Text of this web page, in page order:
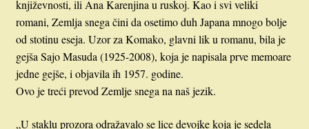
književnosti, ili Ana Karenjina u ruskoj. Kao i svi veliki
romani, Zemlja snega čini da osetimo duh Japana mnogo bolje
od stotinu eseja. Uzor za Komako, glavni lik u romanu, bila je
gejša Sajo Masuda (1925-2008), koja je napisala prve memoare
jedne gejše, i objavila ih 1957. godine.
Ovo je treći prevod Zemlje snega na naš jezik.
„U staklu prozora odražavalo se lice devojke koja je sedela